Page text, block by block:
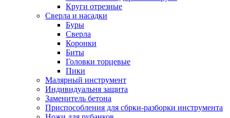
Круги отрезные
Сверла и насадки
Буры
Сверла
Коронки
Биты
Головки торцевые
Пики
Малярный инструмент
Индивидуальня защита
Заменитель бетона
Приспособления для сбрки-разборки инструмента